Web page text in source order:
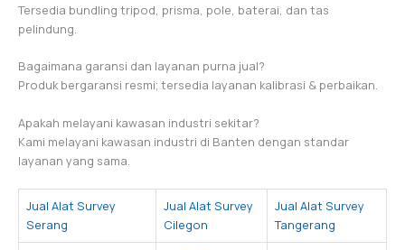
Tersedia bundling tripod, prisma, pole, baterai, dan tas
pelindung.
Bagaimana garansi dan layanan purna jual?
Produk bergaransi resmi; tersedia layanan kalibrasi & perbaikan.
Apakah melayani kawasan industri sekitar?
Kami melayani kawasan industri di Banten dengan standar
layanan yang sama.
Jual Alat Survey
Serang
Jual Alat Survey
Cilegon
Jual Alat Survey
Tangerang